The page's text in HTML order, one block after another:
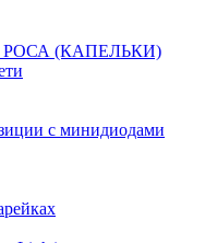
РОСА (КАПЕЛЬКИ)
с минидиодами